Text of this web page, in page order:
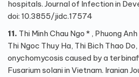
hospitals. Journal of Infection in
doi: 10.3855/jidc.17574
11. Thi Minh Chau Ngo * , Phuong
Thi Ngoc Thuy Ha, Thi Bich Thao
onychomycosis caused by a
Fusarium solani in Vietnam. Iranian